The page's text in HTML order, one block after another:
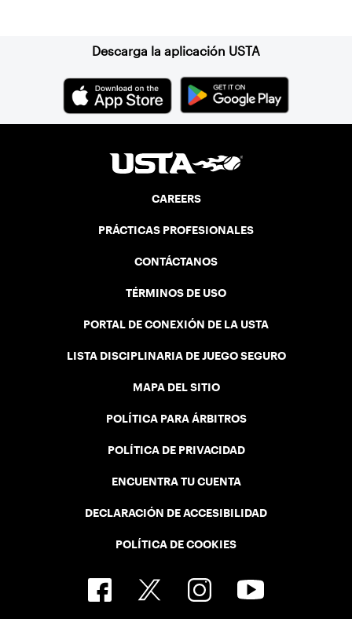
Descarga la aplicación USTA
CAREERS
PRÁCTICAS PROFESIONALES
CONTÁCTANOS
TÉRMINOS DE USO
PORTAL DE CONEXIÓN DE LA USTA
LISTA DISCIPLINARIA DE JUEGO SEGURO
MAPA DEL SITIO
POLÍTICA PARA ÁRBITROS
POLÍTICA DE PRIVACIDAD
ENCUENTRA TU CUENTA
DECLARACIÓN DE ACCESIBILIDAD
POLÍTICA DE COOKIES